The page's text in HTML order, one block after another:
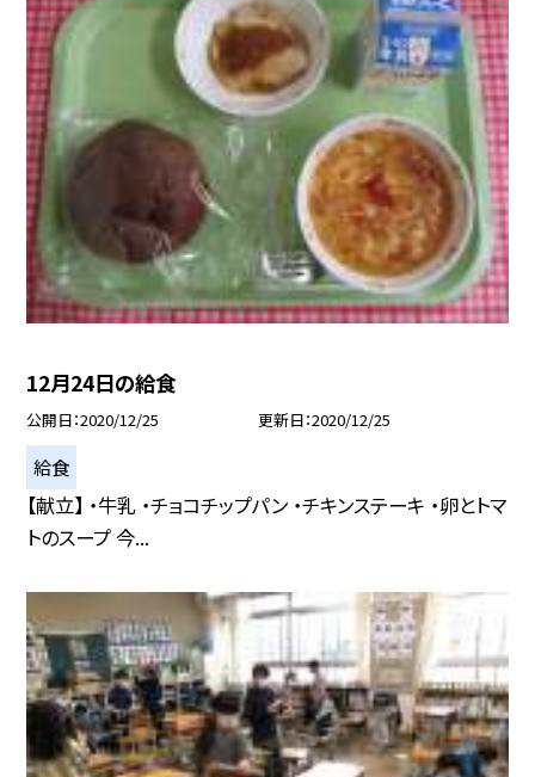
12月24日の給食
公開日 2020/12/25 更新日 2020/12/25
給食
【献立】 ・牛乳 ・チョコチップパン ・チキンステーキ ・卵とトマ
トのスープ 今...